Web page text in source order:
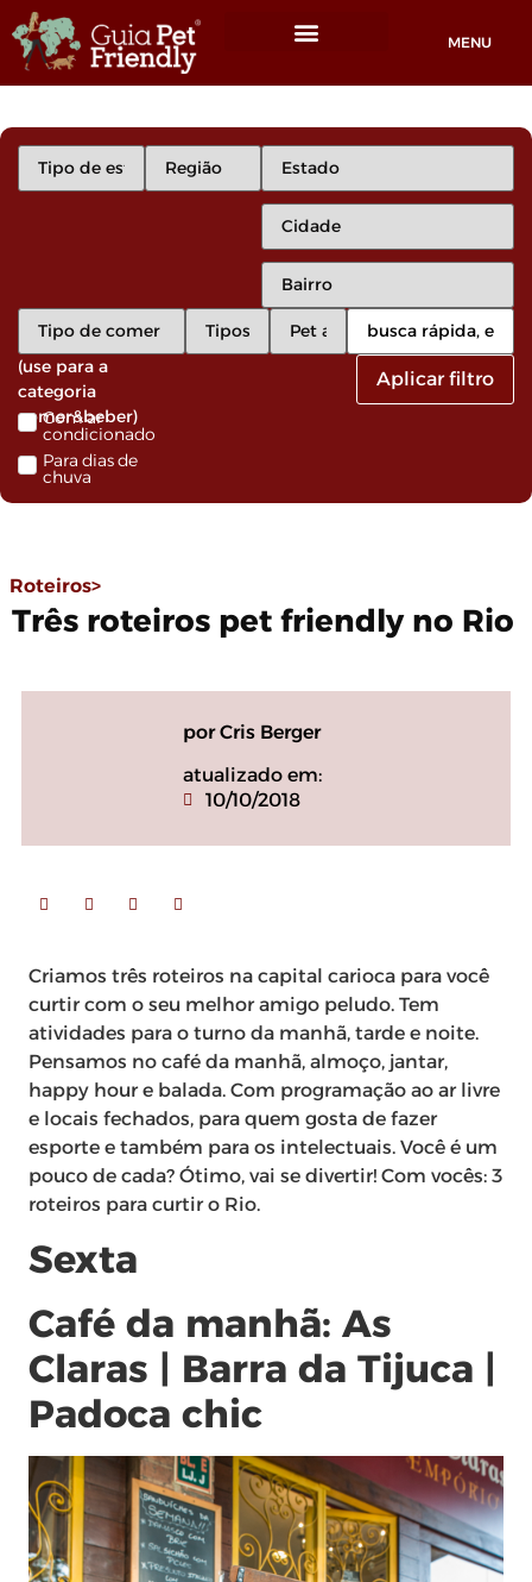
MENU
(use para a
categoria
comer&beber)
Com ar
condicionado
Para dias de
chuva
Aplicar filtro
Roteiros>
Três roteiros pet friendly no Rio
por Cris Berger
atualizado em:
10/10/2018
Criamos três roteiros na capital carioca para você
curtir com o seu melhor amigo peludo. Tem
atividades para o turno da manhã, tarde e noite.
Pensamos no café da manhã, almoço, jantar,
happy hour e balada. Com programação ao ar livre
e locais fechados, para quem gosta de fazer
esporte e também para os intelectuais. Você é um
pouco de cada? Ótimo, vai se divertir! Com vocês: 3
roteiros para curtir o Rio.
Sexta
Café da manhã: As
Claras | Barra da Tijuca |
Padoca chic